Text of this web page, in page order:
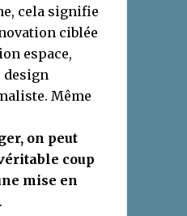
cela signifie
ciblée
espace,
design
Même
on peut
coup
mise en
.